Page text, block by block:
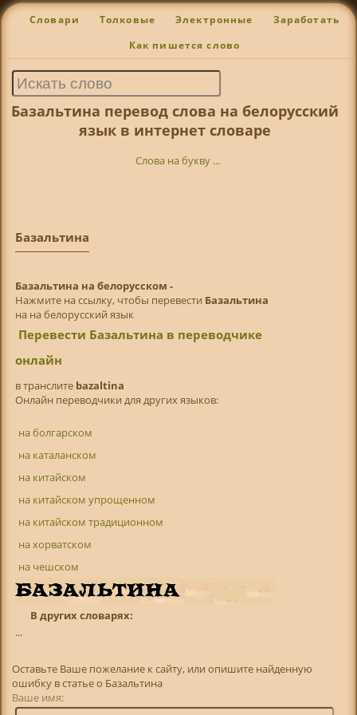
Словари Толковые Электронные Заработать
Как пишется слово
Базальтина перевод слова на белорусский
язык в интернет словаре
Слова на букву ...
Базальтина
Базальтина на белорусском -
Нажмите на ссылку, чтобы перевести Базальтина
на на белорусский язык
Перевести Базальтина в переводчике
онлайн
в транслитe bazaltina
Онлайн переводчики для других языков:
на болгарском
на каталанском
на китайском
на китайском упрощенном
на китайском традиционном
на хорватском
на чешском
В других словарях:
...
Оставьте Ваше пожелание к сайту, или опишите найденную
ошибку в статье о Базальтина
Ваше имя: